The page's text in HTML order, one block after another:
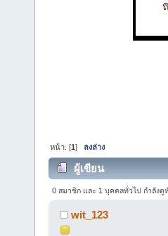
หน้า: [1] ลงล่าง
ผู้เขียน
0 สมาชิก และ 1 บุคคลทั่วไป กำลังดู
wit_123